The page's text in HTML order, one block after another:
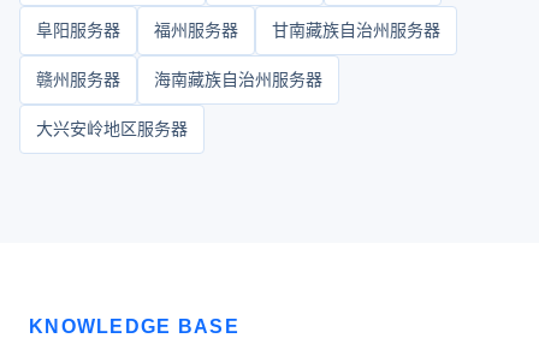
阜阳服务器 福州服务器 甘南藏族自治州服务器
赣州服务器 海南藏族自治州服务器
大兴安岭地区服务器
KNOWLEDGE BASE